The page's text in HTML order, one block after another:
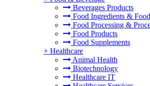
Beverages Products
Food Ingredients &
Food Processing &
Food Products
Food Supplements
+ Healthcare
Animal Health
Biotechnology
Healthcare IT